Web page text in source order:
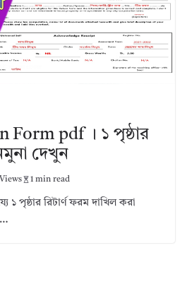
Form pdf । ১ পৃষ্ঠার
দেখুন
1 min read
পৃষ্ঠার রিটার্ণ ফরম দাখিল করা